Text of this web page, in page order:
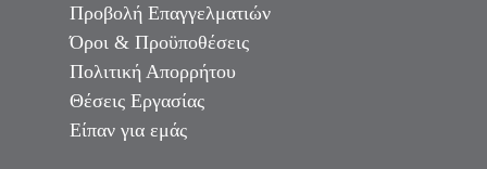
Προβολή Επαγγελματιών
Όροι & Προϋποθέσεις
Πολιτική Απορρήτου
Θέσεις Εργασίας
Είπαν για εμάς